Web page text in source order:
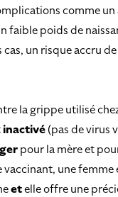
comme
faible poids de
cas, un risque accru
la grippe utilisé
inactivé(pas de virus
pour la mère et
vaccinant, une femme
etelle offre une